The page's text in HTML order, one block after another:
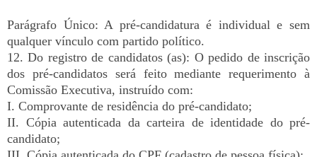
Parágrafo Único: A pré-candidatura é individual e sem
qualquer vínculo com partido político.
12. Do registro de candidatos (as): O pedido de inscrição
dos pré-candidatos será feito mediante requerimento à
Comissão Executiva, instruído com:
I. Comprovante de residência do pré-candidato;
II. Cópia autenticada da carteira de identidade do pré-
candidato;